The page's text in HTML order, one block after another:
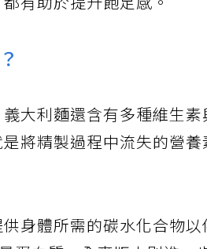
有助於提升飽足感。
大利麵還含有多種維生
將精製過程中流失的營
身體所需的碳水化合物